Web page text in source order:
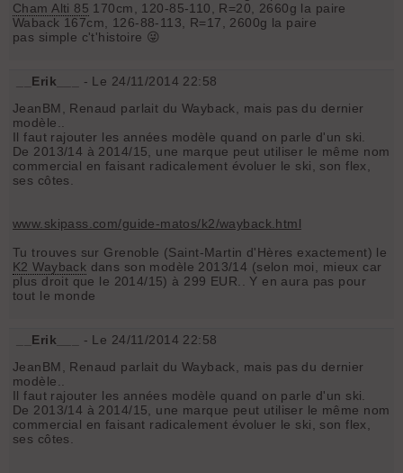
Cham Alti 85 170cm, 120-85-110, R=20, 2660g la paire
Waback 167cm, 126-88-113, R=17, 2600g la paire
pas simple c't'histoire 😜
__Erik___
- Le 24/11/2014 22:58
JeanBM, Renaud parlait du Wayback, mais pas du dernier
modèle..
Il faut rajouter les années modèle quand on parle d'un ski.
De 2013/14 à 2014/15, une marque peut utiliser le même nom
commercial en faisant radicalement évoluer le ski, son flex,
ses côtes.
www.skipass.com/guide-matos/k2/wayback.html
Tu trouves sur Grenoble (Saint-Martin d'Hères exactement) le
K2 Wayback dans son modèle 2013/14 (selon moi, mieux car
plus droit que le 2014/15) à 299 EUR.. Y en aura pas pour
tout le monde
__Erik___
- Le 24/11/2014 22:58
JeanBM, Renaud parlait du Wayback, mais pas du dernier
modèle..
Il faut rajouter les années modèle quand on parle d'un ski.
De 2013/14 à 2014/15, une marque peut utiliser le même nom
commercial en faisant radicalement évoluer le ski, son flex,
ses côtes.